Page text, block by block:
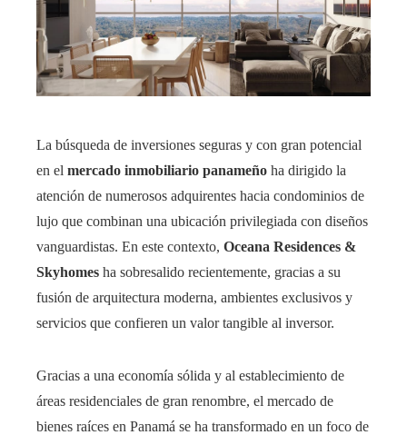
La búsqueda de inversiones seguras y con gran potencial
en el mercado inmobiliario panameño ha dirigido la
atención de numerosos adquirentes hacia condominios de
lujo que combinan una ubicación privilegiada con diseños
vanguardistas. En este contexto, Oceana Residences &
Skyhomes ha sobresalido recientemente, gracias a su
fusión de arquitectura moderna, ambientes exclusivos y
servicios que confieren un valor tangible al inversor.
Gracias a una economía sólida y al establecimiento de
áreas residenciales de gran renombre, el mercado de
bienes raíces en Panamá se ha transformado en un foco de